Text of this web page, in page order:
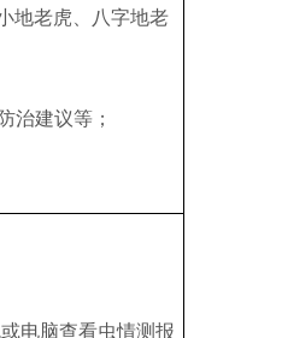
地老虎、八字地老
治建议等；
电脑查看虫情测报